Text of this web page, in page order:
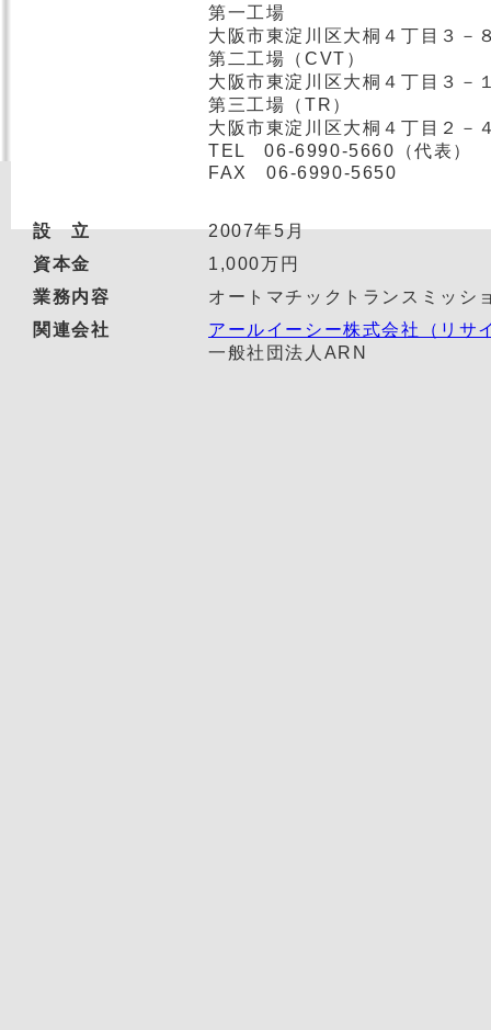
第一工場
大阪市東淀川区大桐４丁目３－
第二工場（CVT）
大阪市東淀川区大桐４丁目３－
第三工場（TR）
大阪市東淀川区大桐４丁目２－
TEL 06-6990-5660（代表）
FAX 06-6990-5650
設 立
2007年5月
資本金
1,000万円
業務内容
オートマチックトランスミッシ
関連会社
アールイーシー株式会社（リサ
一般社団法人